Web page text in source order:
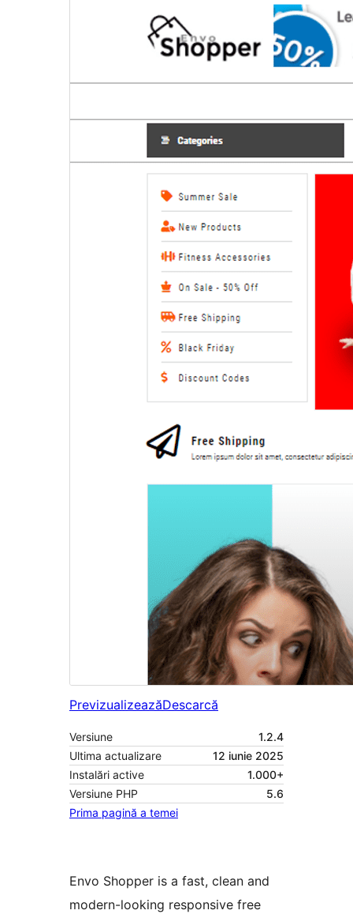
PrevizualizeazăDescarcă
Versiune
1.2.4
Ultima actualizare
12 iunie 2025
Instalări active
1.000+
Versiune PHP
5.6
Prima pagină a temei
Envo Shopper is a fast, clean and
modern-looking responsive free